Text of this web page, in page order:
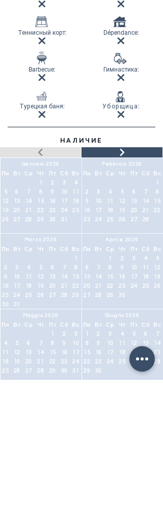
Теннисный корт:
Barbecue:
Турецкая баня:
Dépendance:
Гимнастика:
Уборщица:
НАЛИЧИЕ
Gennaio 2026
Пн Вт Ср Чт Пт Сб
Вс
1
2 3
4
5
6 7 8 9 10
11
12
13 14 15 16 17
18
19
20 21 22 23 24
25
26
27 28 29 30 31
Marzo 2026
Пн Вт Ср Чт Пт Сб
Вс
1
2
3 4 5 6 7
8
9
10 11 12 13 14
15
16
17 18 19 20 21
22
23
24 25 26 27 28
29
30
31
Maggio 2026
Пн Вт Ср Чт Пт Сб
Вс
1
2
3
4
5 6 7 8 9
10
11
12 13 14 15 16
17
18
19 20 21 22 23
24
25
26 27 28 29 30 31
Febbraio 2026
Пн Вт Ср Чт Пт Сб
Вс
1
2
3 4 5 6 7
8
9
10 11 12 13 14
15
16
17 18 19 20 21
22
23
24 25 26 27 28
Aprile 2026
Пн Вт Ср Чт Пт Сб
Вс
1
2 3 4
5
6
7 8 9 10 11
12
13
14 15 16 17 18
19
20
21 22 23 24 25
26
27
28 29 30
Giugno 2026
Пн Вт Ср Чт Пт Сб
Вс
1
2 3 4 5 6
7
8
9 10 11 12 13
14
15
16 17 18 19
21
22
23 24 25 26 27
28
29
30